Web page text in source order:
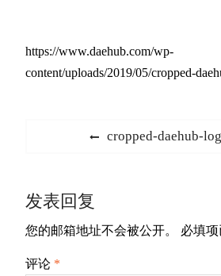
https://www.daehub.com/wp-
content/uploads/2019/05/cropped-
航
Previous
cropped-daehub-
发表回复
您的邮箱地址不会被公开。 必填项
评论 *